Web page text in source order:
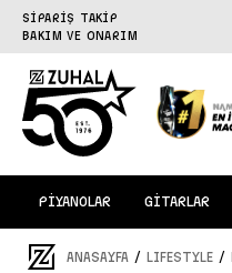
SİPARİŞ TAKİP
BAKIM VE ONARIM
PİYANOLAR GİTARLAR
ANASAYFA / LIFESTYLE /